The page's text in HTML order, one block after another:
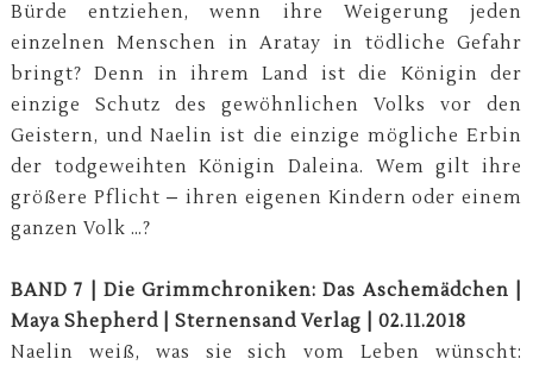
Bürde entziehen, wenn ihre Weigerung jeden
einzelnen Menschen in Aratay in tödliche Gefahr
bringt? Denn in ihrem Land ist die Königin der
einzige Schutz des gewöhnlichen Volks vor den
Geistern, und Naelin ist die einzige mögliche Erbin
der todgeweihten Königin Daleina. Wem gilt ihre
größere Pflicht – ihren eigenen Kindern oder einem
ganzen Volk …?
BAND 7 | Die Grimmchroniken: Das Aschemädchen |
Maya Shepherd | Sternensand Verlag | 02.11.2018
Naelin weiß, was sie sich vom Leben wünscht: